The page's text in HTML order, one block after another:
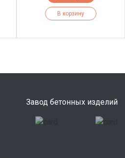
В корзину
Завод бетонных изделий